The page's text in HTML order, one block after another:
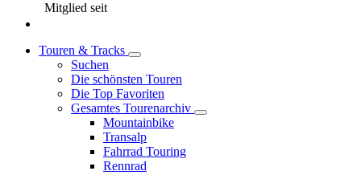
Mitglied seit
Touren & Tracks
Suchen
Die schönsten Touren
Die Top Favoriten
Gesamtes Tourenarchiv
Mountainbike
Transalp
Fahrrad Touring
Rennrad